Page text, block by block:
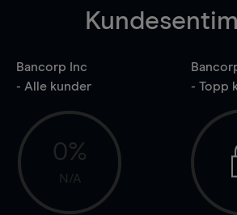
Bancorp Inc
- Alle kunder
0%
N/A
- Topp